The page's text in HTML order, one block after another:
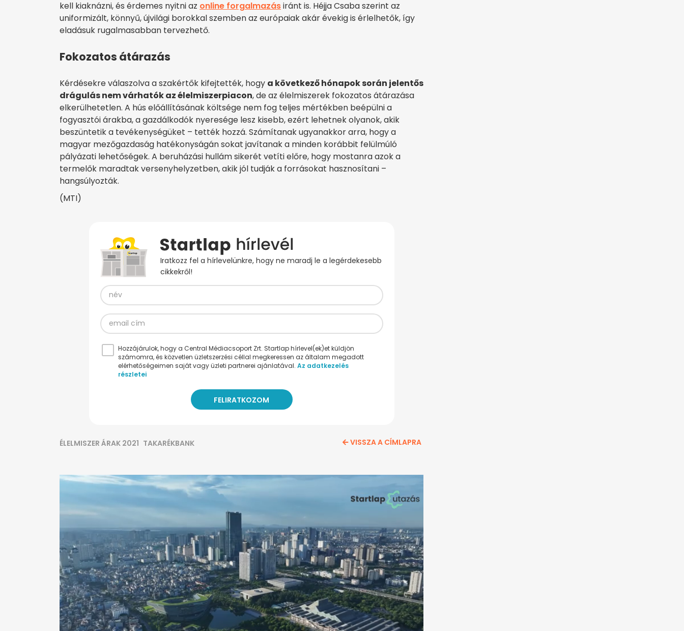
kell kiaknázni, és érdemes nyitni az online forgalmazásiránt is. Héjja Csaba szerint az
uniformizált, könnyű, újvilági borokkal szemben az európaiak akár évekig is érlelhetők, így
eladásuk rugalmasabban tervezhető.
Fokozatos átárazás
Kérdésekre válaszolva a szakértők kifejtették, hogy a következő hónapok során jelentős
drágulás nem várhatók az élelmiszerpiacon, de az élelmiszerek fokozatos átárazása
elkerülhetetlen. A hús előállításának költsége nem fog teljes mértékben beépülni a
fogyasztói árakba, a gazdálkodók nyeresége lesz kisebb, ezért lehetnek olyanok, akik
beszüntetik a tevékenységüket – tették hozzá. Számítanak ugyanakkor arra, hogy a
magyar mezőgazdaság hatékonyságán sokat javítanak a minden korábbit felülmúló
pályázati lehetőségek. A beruházási hullám sikerét vetíti előre, hogy mostanra azok a
termelők maradtak versenyhelyzetben, akik jól tudják a forrásokat hasznosítani –
hangsúlyozták.
(MTI)
Iratkozz fel a hírlevelünkre, hogy ne maradj le a legérdekesebb
cikkekről!
Hozzájárulok, hogy a Central Médiacsoport Zrt. Startlap hírlevel(ek)et küldjön
számomra, és közvetlen üzletszerzési céllal megkeressen az általam megadott
elérhetőségeimen saját vagy üzleti partnerei ajánlatával. Az adatkezelés
részletei
ÉLELMISZER ÁRAK 2021 TAKARÉKBANK VISSZA A CÍMLAPRA